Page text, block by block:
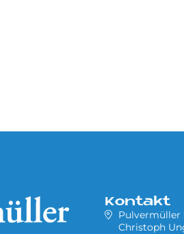
Kontakt
Pulvermüller
Christoph